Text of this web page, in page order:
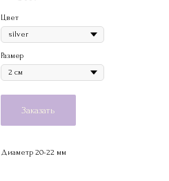
Цвет
Размер
Заказать
Диаметр 20-22 мм